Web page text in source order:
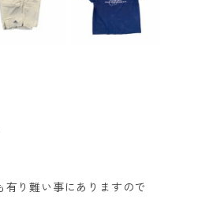
有り難い事にありますので